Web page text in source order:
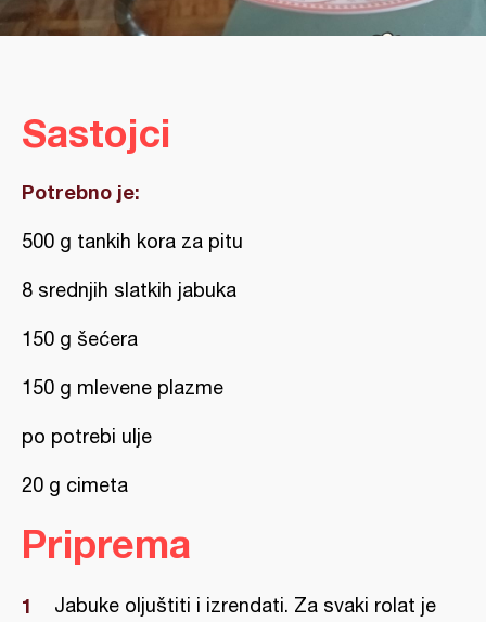
Sastojci
Potrebno je:
500 g tankih kora za pitu
8 srednjih slatkih jabuka
150 g šećera
150 g mlevene plazme
po potrebi ulje
20 g cimeta
Priprema
Jabuke oljuštiti i izrendati. Za svaki rolat je